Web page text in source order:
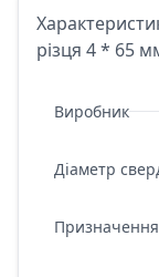
різця 4 * 65
Виробник
Діаметр
Призначення